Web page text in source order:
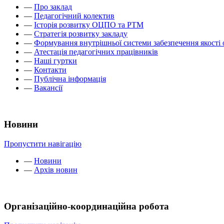
— Про заклад
— Педагогічний колектив
— Історія розвитку ОЦПО та РТМ
— Стратегія розвитку закладу
— Формування внутрішньої системи забезпечення якості
— Атестація педагогічних працівників
— Наші гуртки
— Контакти
— Публічна інформація
— Вакансії
Новини
Пропустити навігацію
— Новини
— Архів новин
Організаційно-координаційна робота